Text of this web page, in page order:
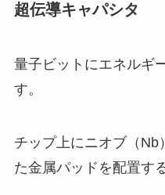
超伝導キャパシタ
量子ビットにエネルギ
す。
チップ上にニオブ（Nb
た金属パッドを配置す